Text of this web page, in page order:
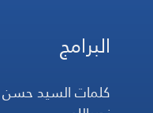
البرامج
كلمات السيد حسن